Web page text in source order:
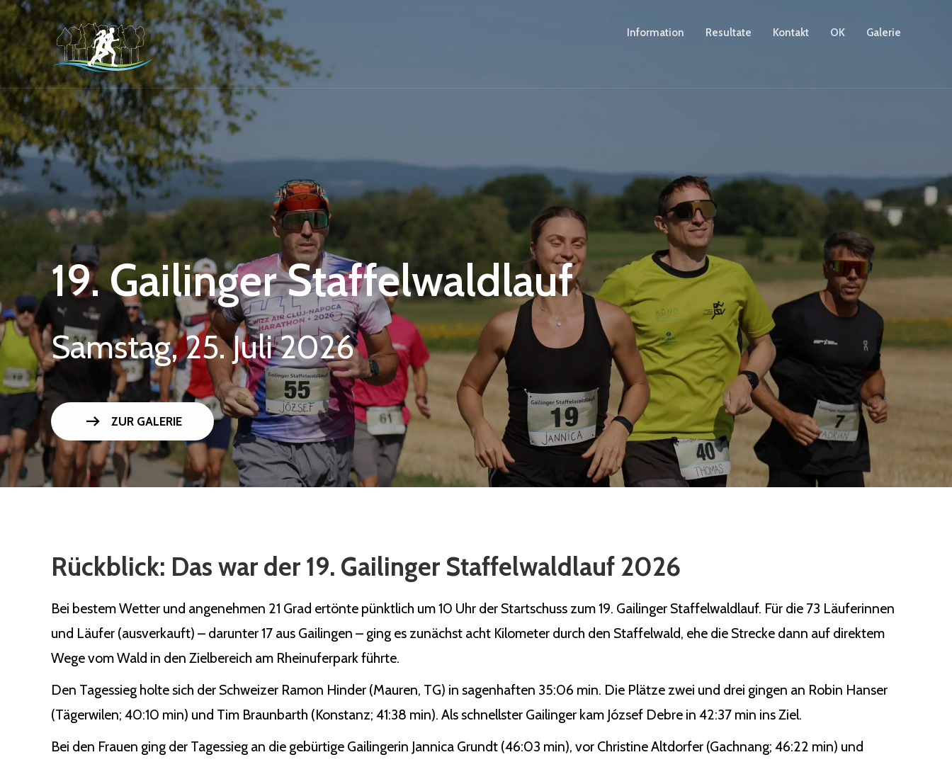
Information Resultate Kontakt OK Galerie
19. Gailinger Staffelwaldlauf
Samstag, 25. Juli 2026
arrow_right_alt ZUR GALERIE
Rückblick: Das war der 19. Gailinger Staffelwaldlauf 2026
Bei bestem Wetter und angenehmen 21 Grad ertönte pünktlich um 10 Uhr der Startschuss zum 19. Gailinger Staffelwaldlauf. Für die 73 Läuferinnen
und Läufer (ausverkauft) – darunter 17 aus Gailingen – ging es zunächst acht Kilometer durch den Staffelwald, ehe die Strecke dann auf direktem
Wege vom Wald in den Zielbereich am Rheinuferpark führte.
Den Tagessieg holte sich der Schweizer Ramon Hinder (Mauren, TG) in sagenhaften 35:06 min. Die Plätze zwei und drei gingen an Robin Hanser
(Tägerwilen; 40:10 min) und Tim Braunbarth (Konstanz; 41:38 min). Als schnellster Gailinger kam József Debre in 42:37 min ins Ziel.
Bei den Frauen ging der Tagessieg an die gebürtige Gailingerin Jannica Grundt (46:03 min), vor Christine Altdorfer (Gachnang; 46:22 min) und